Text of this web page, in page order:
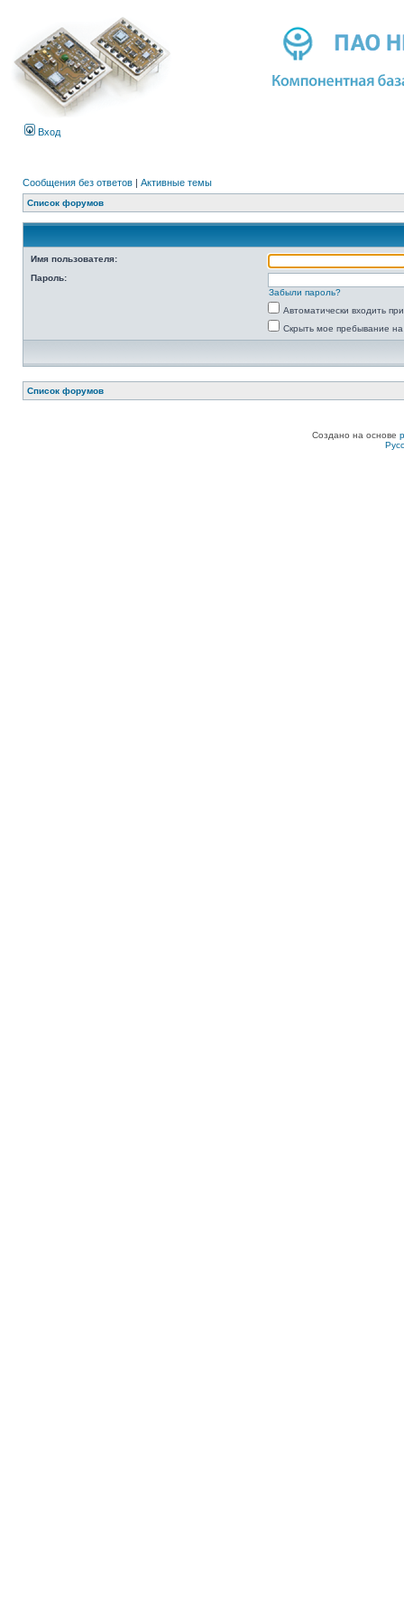
Вход
Сообщения без ответов | Активные темы
Список форумов
Имя пользователя:
Пароль:
Забыли пароль?
Автоматически входить
Скрыть мое пребывание
Список форумов
Создано на основе